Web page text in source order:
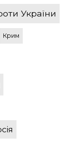
України
Крим